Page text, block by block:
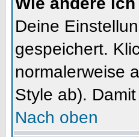
Deine
gespeichert.
normalerweise
Style ab).
Nach oben